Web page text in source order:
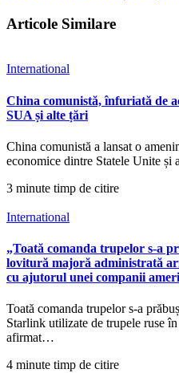
Articole Similare
International
China comunistă, înfuriată de
SUA și alte țări
China comunistă a lansat o
economice dintre Statele Unite
3 minute timp de citire
International
„Toată comanda trupelor s-a
lovitură majoră administrată
cu ajutorul unei companii
Toată comanda trupelor s-a
Starlink utilizate de trupele ruse
afirmat…
4 minute timp de citire